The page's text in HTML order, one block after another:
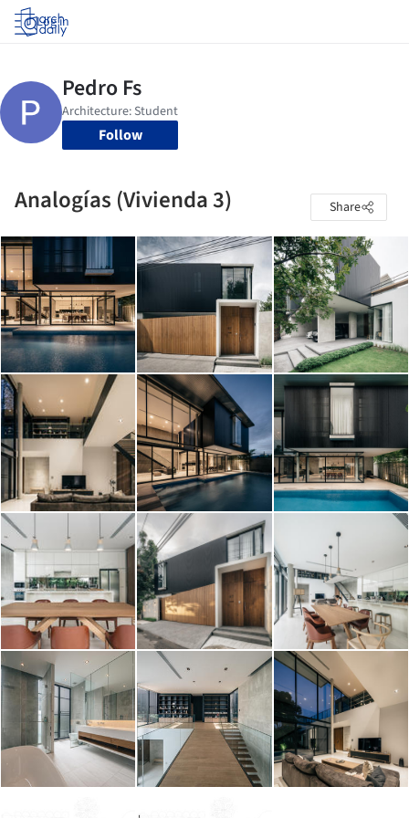
Log in
Follow
Analogías (Vivienda 3) Share